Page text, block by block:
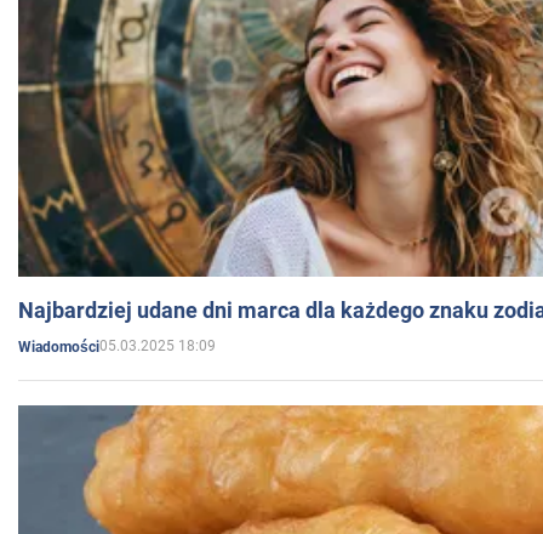
Najbardziej udane dni marca dla każdego znaku
Wiadomości05.03.2025 18:09